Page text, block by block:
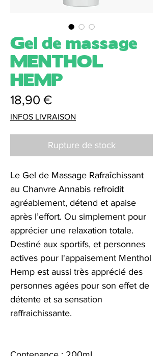
Gel de massage
MENTHOL
HEMP
18,90 €Prix
INFOS LIVRAISON
Rupture de stock
Le Gel de Massage Rafraîchissant
au Chanvre Annabis refroidit
agréablement, détend et apaise
après l’effort. Ou simplement pour
apprécier une relaxation totale.
Destiné aux sportifs, et personnes
actives pour l'appaisement Menthol
Hemp est aussi très apprécié des
personnes agées pour son effet de
détente et sa sensation
raffraichissante.